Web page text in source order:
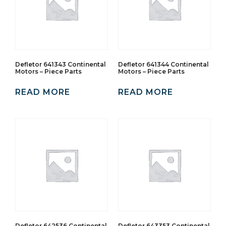
Defletor 641343 Continental
Motors – Piece Parts
READ MORE
Defletor 641344 Continental
Motors – Piece Parts
READ MORE